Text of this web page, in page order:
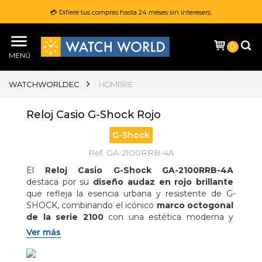
💳 Difiere tus compras hasta 24 meses sin interesers.
MENÚ
0
WATCHWORLDEC HOMBRE
Reloj Casio G-Shock Rojo
G-Shock
Ref. GA-2100RRB-4A
El Reloj Casio G-Shock GA-2100RRB-4A
destaca por su diseño audaz en rojo brillante
que refleja la esencia urbana y resistente de G-
SHOCK, combinando el icónico marco octogonal
de la serie 2100 con una estética moderna y
deportiva; su esfera incorpora un
metalizado en rojo mediante deposición de
vapor
Ver más